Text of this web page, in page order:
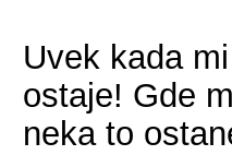
Uvek kada
ostaje! Gde
neka to